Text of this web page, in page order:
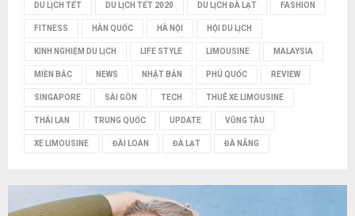
DU LỊCH TẾT DU LỊCH TẾT 2020 DU LỊCH ĐÀ LẠT FASHION
FITNESS HÀN QUỐC HÀ NỘI HỘI DU LỊCH
KINH NGHIỆM DU LỊCH LIFE STYLE LIMOUSINE MALAYSIA
MIỀN BẮC NEWS NHẬT BẢN PHÚ QUỐC REVIEW
SINGAPORE SÀI GÒN TECH THUÊ XE LIMOUSINE
THÁI LAN TRUNG QUỐC UPDATE VŨNG TÀU
XE LIMOUSINE ĐÀI LOAN ĐÀ LẠT ĐÀ NẴNG